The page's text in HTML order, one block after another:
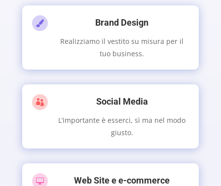
 Brand Design
Realizziamo il vestito su misura per il
tuo business.
 Social Media
L’importante è esserci, sì ma nel modo
giusto.
 Web Site e e-commerce